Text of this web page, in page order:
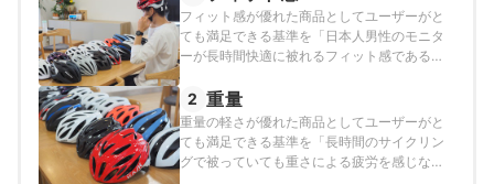
フィット感が優れた商品としてユーザーがと
ても満足できる基準を「日本人男性のモニタ
ーが長時間快適に被れるフィット感であると
検証を行いました。
2 重量
重量の軽さが優れた商品としてユーザーがと
ても満足できる基準を「長時間のサイクリン
グで被っていても重さによる疲労を感じない